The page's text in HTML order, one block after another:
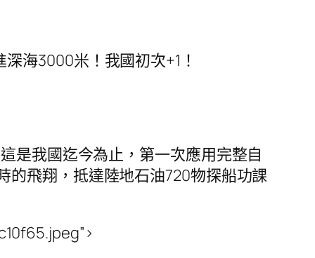
海3000米！我國初次+1！
是我國迄今為止，第一次應用完整自
的飛翔，抵達陸地石油720物探船功課